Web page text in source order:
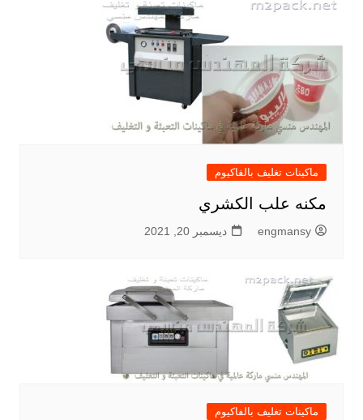
ماكينات تغليف بالفاكيوم
مكنه علب الكشري
engmansy ديسمبر 20, 2021
ماكينات تغليف بالفاكيوم